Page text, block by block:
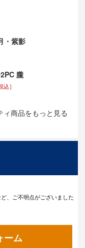
・紫影
朧
込］
ィ商品をもっと見る
、ご不明点がございました
ーム